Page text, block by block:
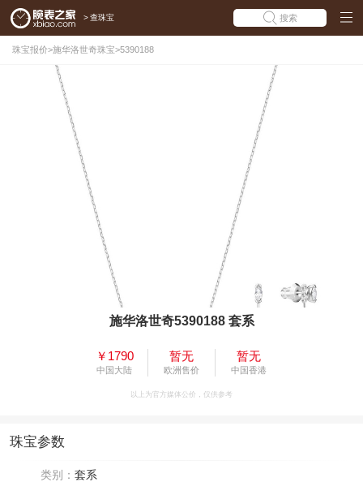
> 查珠宝 搜索
珠宝报价>施华洛世奇珠宝>5390188
施华洛世奇5390188 套系
￥1790
中国大陆
暂无
欧洲售价
暂无
中国香港
以上为官方媒体公价，仅供参考
珠宝参数
类别： 套系